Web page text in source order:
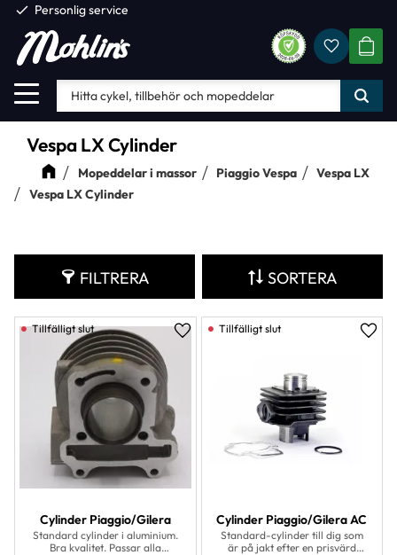
Meny
check Personlig service
Vespa LX Cylinder
Mopeddelar i massor Piaggio Vespa
Vespa LX
Vespa LX Cylinder
FILTRERA SORTERA
Cylinder Piaggio/Gilera
Standard cylinder i aluminium.
Bra kvalitet. Passar alla
Lägg till i favoriter
Cylinder Piaggio/Gilera AC
Standard-cylinder till dig som
är på jakt efter en prisvärd